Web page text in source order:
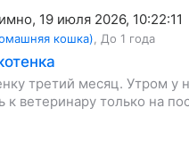
, 19 июля 2026, 10:22:11
кошка) До 1 года
третий месяц. Утром у
к ветеринару только на